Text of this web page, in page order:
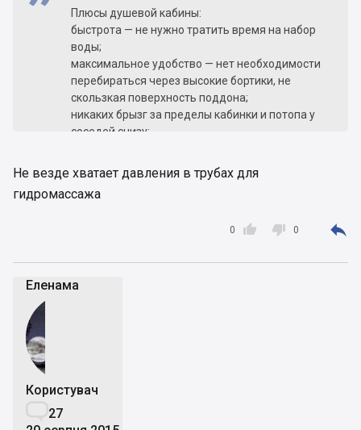
Плюсы душевой кабины:
быстрота — не нужно тратить время на набор
воды;
максимальное удобство — нет необходимости
перебираться через высокие бортики, не
скользкая поверхность поддона;
никаких брызг за пределы кабинки и потопа у
соседей снизу;
страдающих головокружением людей, так как
оснащаются сидением;
вариант с высоким поддоном подходит для
ополаскивание волос после мытья шампунем;
функция гидромассаж спины, шеи, специальная
прерывая процедуры принятия душа.
Не везде хватает давления в трубах для
гидромассажа

0  0 
Еленама
Користувач
27